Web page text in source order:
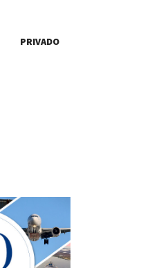
PRIVADO